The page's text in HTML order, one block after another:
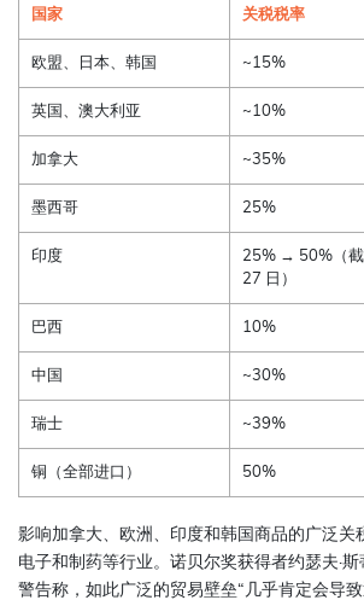
国家 关税税率
欧盟、日本、韩国 ~15%
英国、澳大利亚 ~10%
加拿大 ~35%
墨西哥 25%
印度
25% → 50%（截
27 日）
巴西 10%
中国 ~30%
瑞士 ~39%
铜（全部进口） 50%
影响加拿大、欧洲、印度和韩国商品的广泛关
电子和制药等行业。诺贝尔奖获得者约瑟夫·
警告称，如此广泛的贸易壁垒“几乎肯定会导